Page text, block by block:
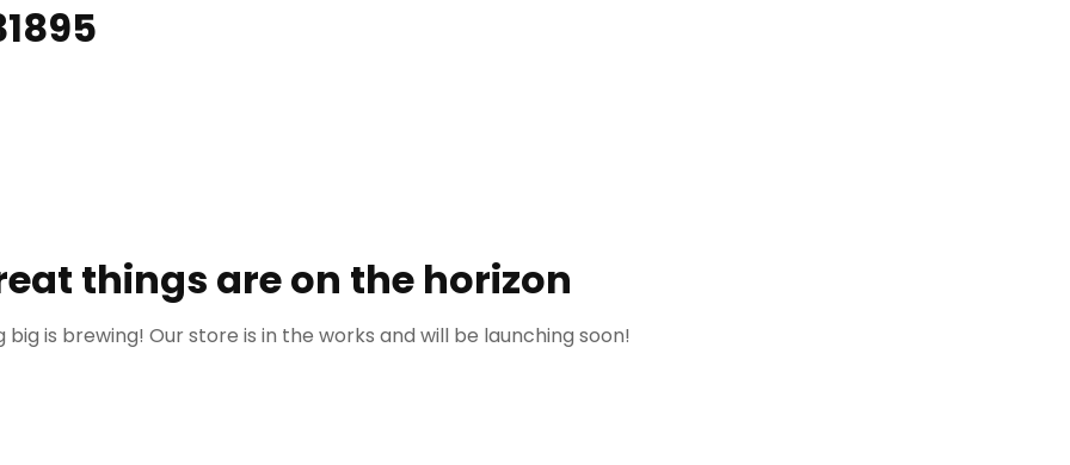
things are on the horizon
big is brewing! Our store is in the works and will be launching soon!